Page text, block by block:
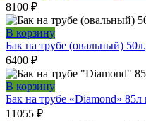
8100 ₽
В корзину
Бак на трубе (овальный)
6400 ₽
В корзину
Бак на трубе «Diamond»
11055 ₽